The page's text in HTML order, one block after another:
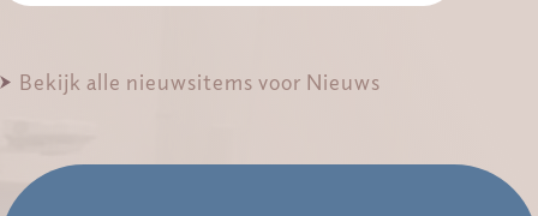
Bekijk alle nieuwsitems voor Nieuws